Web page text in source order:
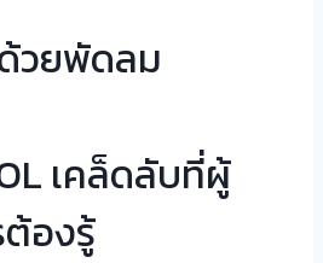
วยพัดลม
เคล็ดลับที่ผู้
องรู้